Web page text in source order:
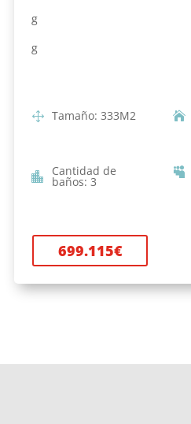
g
g
Tamaño: 333M2
Cantidad de
baños: 3
699.115€